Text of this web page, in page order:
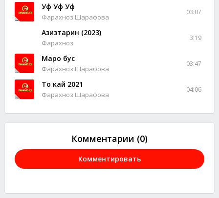
Уф Уф Уф
Фарахноз Шарафова
03:07
Азизтарин (2023)
Фарахноз
3:19
Маро бус
Фарахноз Шарафова
03:47
То кай 2021
Фарахноз Шарафова
04:06
Комментарии (0)
Комментировать